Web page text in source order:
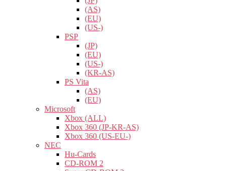
(AS)
(EU)
(US-)
PSP
(JP)
(EU)
(US-)
(KR-AS)
PS Vita
(AS)
(EU)
Microsoft
Xbox (ALL)
Xbox 360 (JP-KR-AS)
Xbox 360 (US-EU-)
NEC
Hu-Cards
CD-ROM 2